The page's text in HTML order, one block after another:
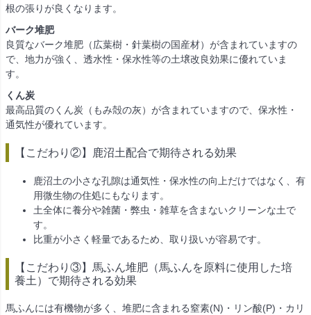
根の張りが良くなります。
バーク堆肥
良質なバーク堆肥（広葉樹・針葉樹の国産材）が含まれていますの
で、地力が強く、透水性・保水性等の土壌改良効果に優れていま
す。
くん炭
最高品質のくん炭（もみ殻の灰）が含まれていますので、保水性・
通気性が優れています。
【こだわり②】鹿沼土配合で期待される効果
鹿沼土の小さな孔隙は通気性・保水性の向上だけではなく、有
用微生物の住処にもなります。
土全体に養分や雑菌・弊虫・雑草を含まないクリーンな土で
す。
比重が小さく軽量であるため、取り扱いが容易です。
【こだわり③】馬ふん堆肥（馬ふんを原料に使用した培
養土）で期待される効果
馬ふんには有機物が多く、堆肥に含まれる窒素(N)・リン酸(P)・カリ